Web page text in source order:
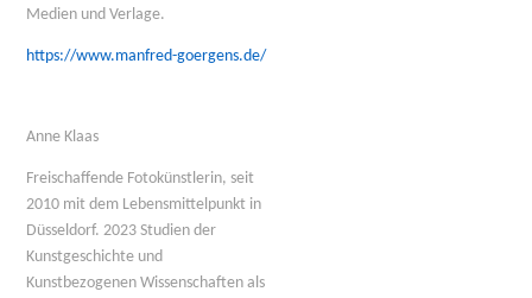
Medien und Verlage.
https://www.manfred-goergens.de/
Anne Klaas
Freischaffende Fotokünstlerin, seit
2010 mit dem Lebensmittelpunkt in
Düsseldorf.2023 Studien der
Kunstgeschichte und
Kunstbezogenen Wissenschaftenals